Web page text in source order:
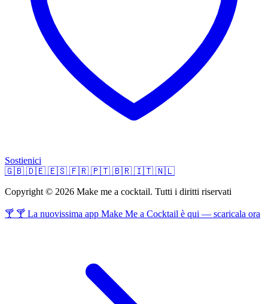
Sostienici
🇬🇧 🇩🇪 🇪🇸 🇫🇷 🇵🇹 🇧🇷 🇮🇹 🇳🇱
Copyright © 2026 Make me a cocktail. Tutti i diritti riservati
🍸 🍸 La nuovissima app Make Me a Cocktail è qui — scaricala ora